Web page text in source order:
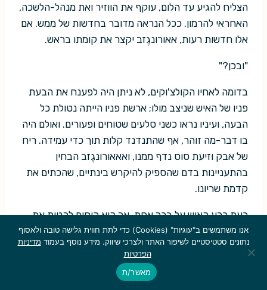
הצליח להגיע עד הלום, עוקף את הווזיר ואת מנהל-הלשכה,
האחראי להרמון. ככל הנראה מדובר בחדשות של ממש. אם
אלו חדשות רעות, אאורונגֶזב יקצר את קומתו בראש.
"ובכן?"
בדומה לאחיו הקולצ'וקים, לא ניתן היה לפענח את הבעת
פניו של האיש שניצב מולו; ארשת פניו הייתה נטולת כל
הבעה, ועיניו נראו כשני סלעים שטוחים ופעורים. ואולם היה
בו דבר-מה זוהר, אף שהתנדנד קלות תוך כדי עמידה. ריח
של אבק וזיעת סוס נדף ממנו, ואאאורונגֶזב הבחין
בהתעניינות בדם שהספיק להיקרש בינתיים, שהכתים את
קדמת שריונו.
כעת כרע האיש על ברך אחת, אך הוא הוסיף להטות את
פניו כלפי מעלה, קורן למראה.
"הוד רוממותו, התבקשתי למסור לך את איחוליו הלבביים
של שהאר באראז, המפקד העליון של הגיס השני של צבא
אנו משתמשים ב"עוגיות" (Cookies) כדי לתת חווית גלישה טובה ולאסוף
נתונים סטטיסטיים לשיפור האתר ולצרכי שיווק. מידע נוסף בעמוד מדיניות
הפרטיות
מאשר/ת